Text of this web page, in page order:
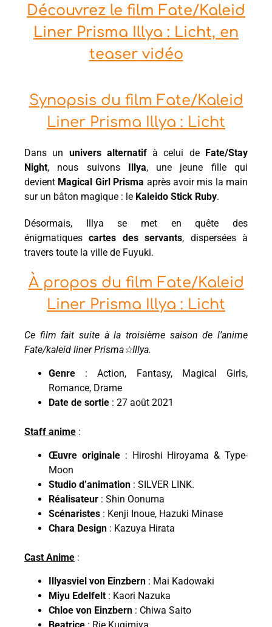
Découvrez le film Fate/Kaleid
Liner Prisma Illya : Licht, en
teaser vidéo
Synopsis du film Fate/Kaleid
Liner Prisma Illya : Licht
Dans un univers alternatifà celui de
Fate/Stay
Night, nous suivons Illya, une jeune fille qui
devient Magical Girl Prisma après avoir mis la main
sur un bâton magique : le Kaleido Stick Ruby.
Désormais, Illya se met en quête des
énigmatiquescartes des servants, dispersées à
travers toute la ville de Fuyuki.
À propos du film Fate/Kaleid
Liner Prisma Illya : Licht
Ce film fait suite à la troisième saison de l’anime
Fate/kaleid liner Prisma☆Illya.
Genre : Action, Fantasy, Magical Girls,
Romance, Drame
Date de sortie : 27 août 2021
Staff anime :
Œuvre originale : Hiroshi Hiroyama & Type-
Moon
Studio d’animation : SILVER LINK.
Réalisateur : Shin Oonuma
Scénaristes : Kenji Inoue, Hazuki Minase
Chara Design : Kazuya Hirata
Cast Anime :
Illyasviel von Einzbern : Mai Kadowaki
Miyu Edelfelt : Kaori Nazuka
Chloe von Einzbern : Chiwa Saito